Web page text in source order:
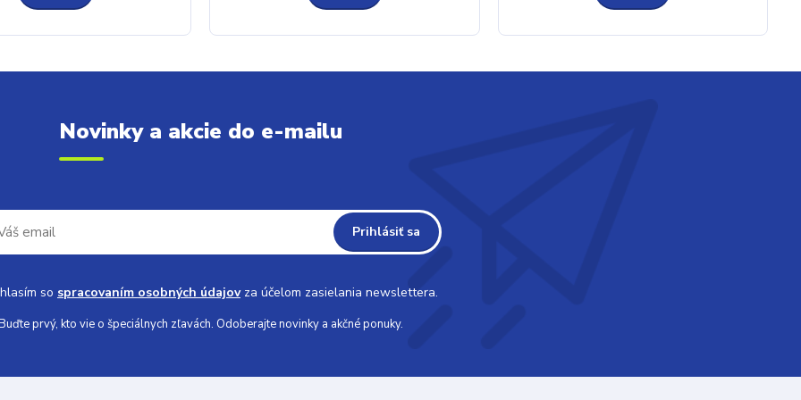
Novinky a akcie do e-mailu
Prihlásiť sa
so spracovaním osobných údajovza účelom zasielania newslettera.
prvý, kto vie o špeciálnych zľavách. Odoberajte novinky a akčné ponuky.